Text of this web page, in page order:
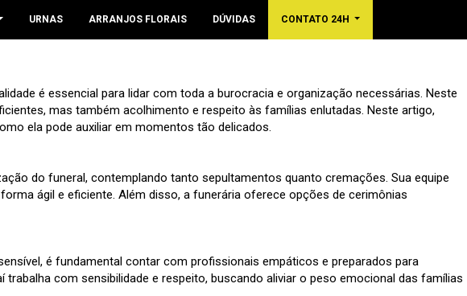
URNAS ARRANJOS FLORAIS DÚVIDAS CONTATO 24H
é essencial para lidar com toda a burocracia e organização necessárias. Neste
mas também acolhimento e respeito às famílias enlutadas. Neste artigo,
ela pode auxiliar em momentos tão delicados.
do funeral, contemplando tanto sepultamentos quanto cremações. Sua equipe
ágil e eficiente. Além disso, a funerária oferece opções de cerimônias
é fundamental contar com profissionais empáticos e preparados para
com sensibilidade e respeito, buscando aliviar o peso emocional das famílias